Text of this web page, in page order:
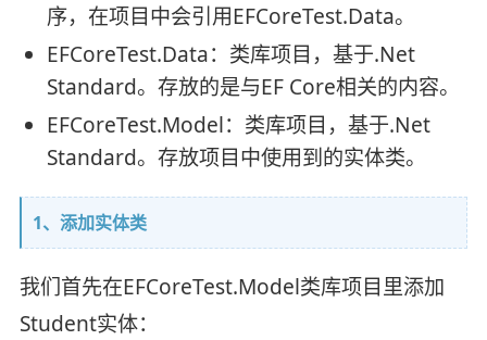
序，在项目中会引用EFCoreTest.Data。
EFCoreTest.Data：类库项目，基于.Net
Standard。存放的是与EF Core相关的内容。
EFCoreTest.Model：类库项目，基于.Net
Standard。存放项目中使用到的实体类。
1、添加实体类
我们首先在EFCoreTest.Model类库项目里添加
Student实体：